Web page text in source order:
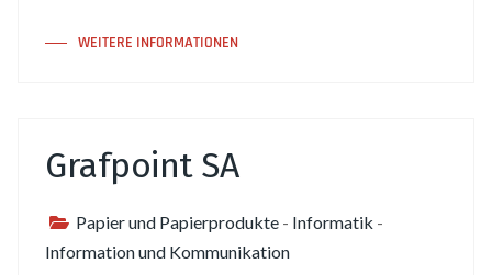
WEITERE INFORMATIONEN
Grafpoint SA
Papier und Papierprodukte - Informatik -
Information und Kommunikation